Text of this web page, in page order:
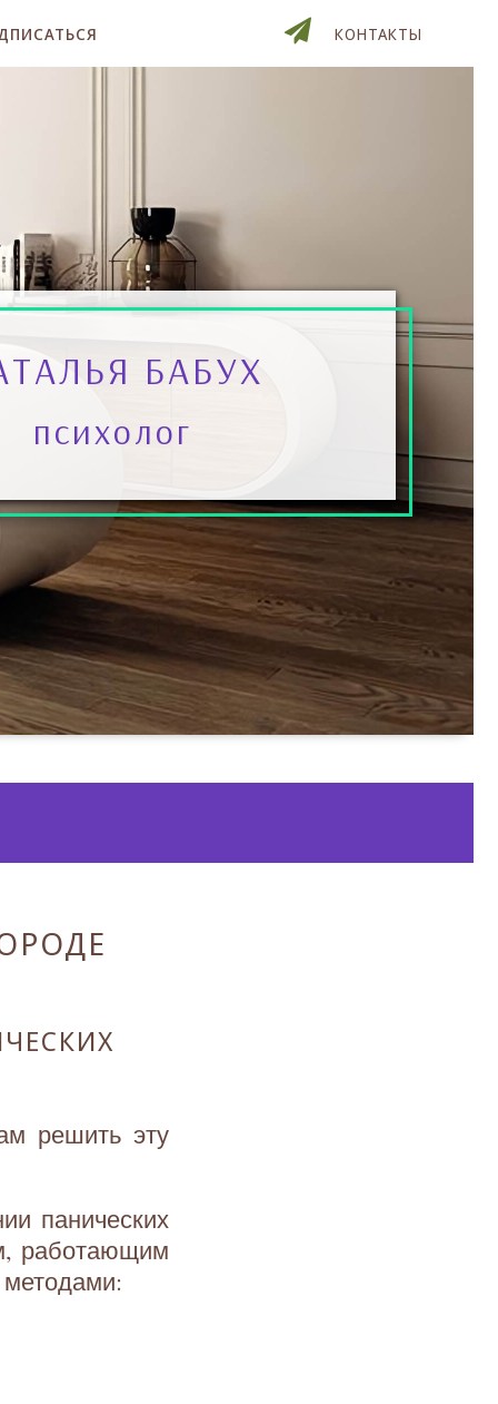
КОНТАКТЫ
БАБУХ
психолог
решить эту
панических
работающим